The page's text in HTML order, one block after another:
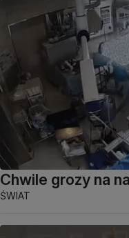
Chwile grozy na
ŚWIAT